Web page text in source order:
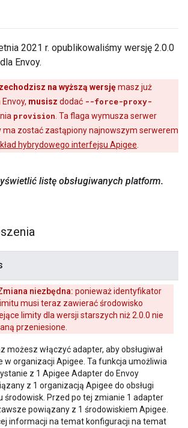
2021 r. opublikowaliśmy wersję 2.0.0
Envoy.
na wyższą wersjęmasz już
musisz dodać --force-proxy-
provision . Ta flaga wymusza serwer
ma zostać zastąpiony najnowszym serwerem
hybrydowego interfejsu Apigee
listę obsługiwanych platform.
niezbędna: ponieważ identyfikator
limitu musi teraz zawierać środowisko
limity dla wersji starszych niż 2.0.0 nie
przeniesione.
możesz włączyć adapter, aby obsługiwał
w organizacji Apigee. Ta funkcja umożliwia
z 1 Apigee Adapter do Envoy
z 1 organizacją Apigee do obsługi
środowisk. Przed po tej zmianie 1 adapter
powiązany z 1 środowiskiem Apigee.
informacji na temat konfiguracji na temat